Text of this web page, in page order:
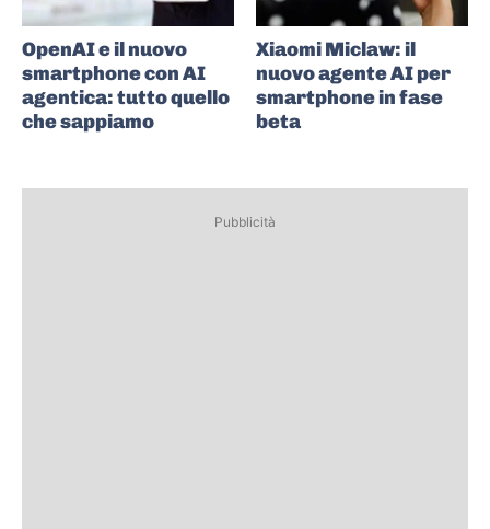
OpenAI e il nuovo
smartphone con AI
agentica: tutto quello
che sappiamo
Xiaomi Miclaw: il
nuovo agente AI per
smartphone in fase
beta
Pubblicità